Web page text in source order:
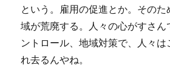
という。雇用の促進とか。その
域が荒廃する。人々の心がすさん
ントロール、地域対策で、人々
れ去るんやね。